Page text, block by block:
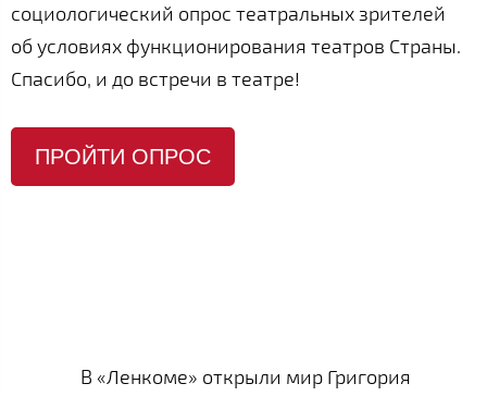
социологический опрос театральных зрителей
об условиях функционирования театров Страны.
Спасибо, и до встречи в театре!
ПРОЙТИ ОПРОС
В «Ленкоме» открыли мир Григория